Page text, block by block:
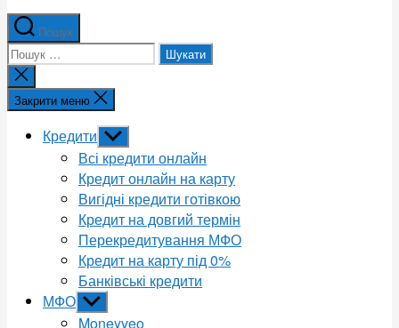
Пошук
Шукати:
Закрити
пошук
Закрити меню
Кредити Показати
підменю
Всі кредити онлайн
Кредит онлайн на карту
Вигідні кредити готівкою
Кредит на довгий термін
Перекредитування МФО
Кредит на карту під 0%
Банківські кредити
МФО Показати
підменю
Moneyveo